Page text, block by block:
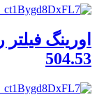
504.53